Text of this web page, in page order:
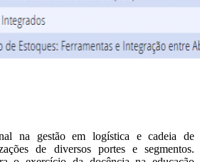
na gestão em logística e cadeia de
de diversos portes e segmentos.